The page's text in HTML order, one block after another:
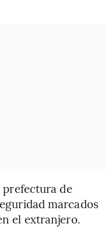
prefectura de
marcados
el extranjero.